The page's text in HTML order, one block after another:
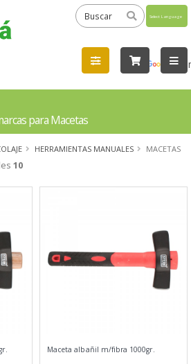
by
para Macetas
HERRAMIENTAS MANUALES MACETAS
10
Maceta albañil m/fibra 1000gr.